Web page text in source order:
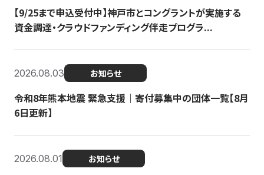
【9/25まで申込受付中】神戸市とコングラントが実施する
資金調達・クラウドファンディング伴走プログラ...
2026.08.03 お知らせ
令和8年熊本地震 緊急支援｜寄付募集中の団体一覧【8月
6日更新】
2026.08.01 お知らせ